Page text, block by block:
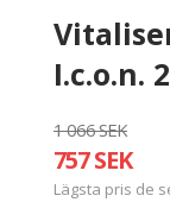
I.c.o.n.
1 066 SEK
757 SEK
Lägsta pris de